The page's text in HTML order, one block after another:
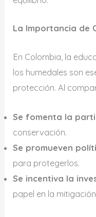
La Importancia de
En Colombia, la
los humedales son
protección. Al
Se fomenta la
conservación.
Se promueven
para protegerlos.
Se incentiva la
papel en la